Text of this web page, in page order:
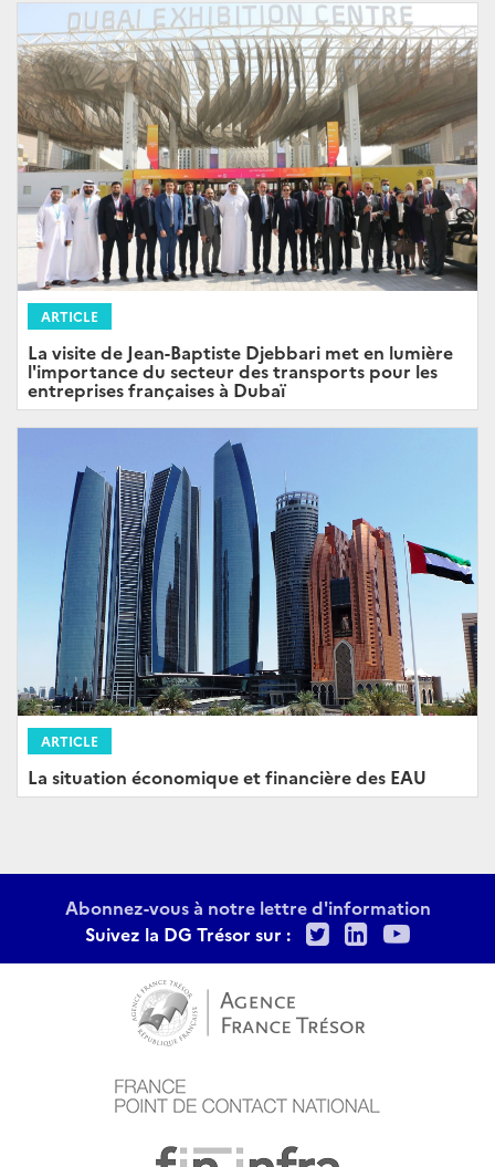
ARTICLE
La visite de Jean-Baptiste Djebbari met en lumière
l'importance du secteur des transports pour les
entreprises françaises à Dubaï
ARTICLE
La situation économique et financière des EAU
Abonnez-vous à notre lettre d'information
Suivez la DG Trésor sur :
TwitterLinkedIn